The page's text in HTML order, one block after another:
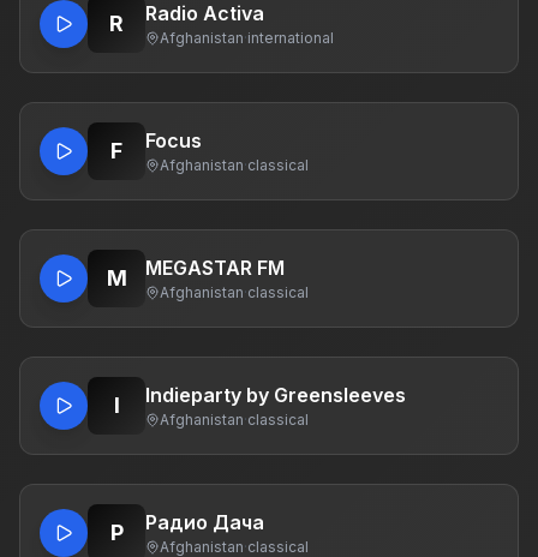
R Radio Activa
Afghanistan·international
F Focus
Afghanistan·classical
M MEGASTAR FM
Afghanistan·classical
I Indieparty by Greensleeves
Afghanistan·classical
Р Радио Дача
Afghanistan·classical